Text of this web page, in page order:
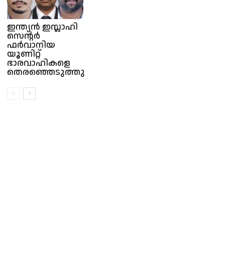
ഇന്ത്യൻ ഇസ്ലാഹി
സെന്റർ
ഫർവാനിയ
യൂണിറ്റ്
ഭാരവാഹികളെ
തെരഞ്ഞെടുത്തു